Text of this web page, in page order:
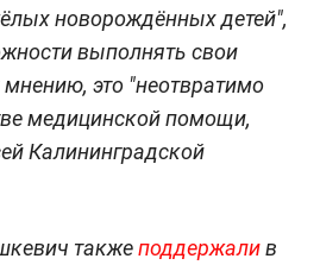
новорождённых детей",
выполнять свои
это "неотвратимо
медицинской помощи,
Калининградской
такжеподдержалив